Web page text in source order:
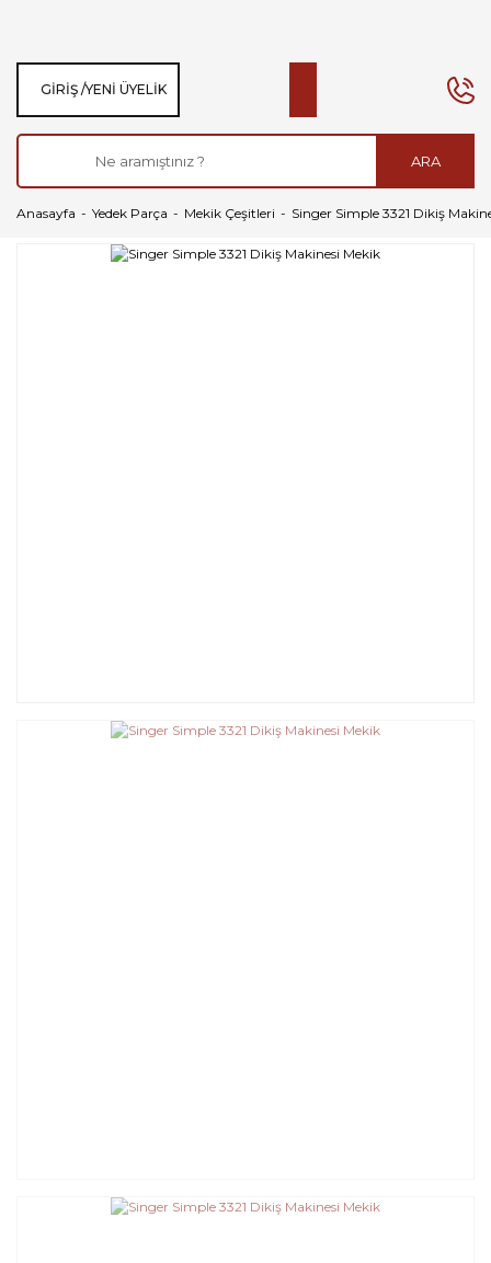
ARA
GIRIŞ /YENI ÜYELIK
Anasayfa Yedek Parça Mekik Çeşitleri Singer Simple 3321 Dikiş